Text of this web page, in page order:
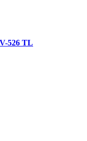
526 TL